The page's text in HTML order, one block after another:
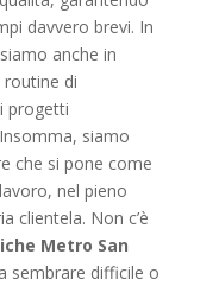
davvero brevi. In
anche in
routine di
progetti
siamo
che si pone come
nel pieno
clientela. Non c’è
Metro San
sembrare difficile o